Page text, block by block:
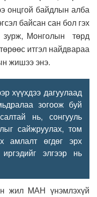
онцгой байдлын алба
байсан сан бол гэх
зурж, Монголын төрд
итгэл найдвараа
жишээ энэ.
хүүхдээ дагуулаад
зогоож буй
нь, сонгууль
сайжруулах, том
амлалт өгдөг эрх
элгээр нь
МАН үнэмлэхүй